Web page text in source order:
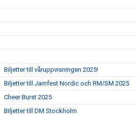
Biljetter till våruppvisningen 2025!
Biljetter till Jamfest Nordic och RM/SM 2025
Cheer Burst 2025
Biljetter till DM Stockholm